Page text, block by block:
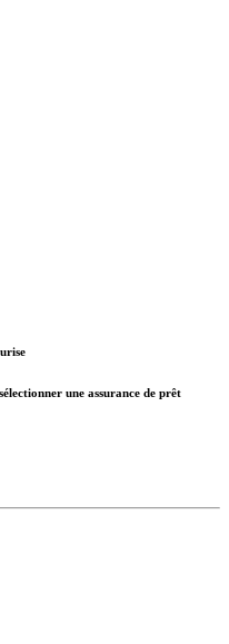
une assurance de prêt